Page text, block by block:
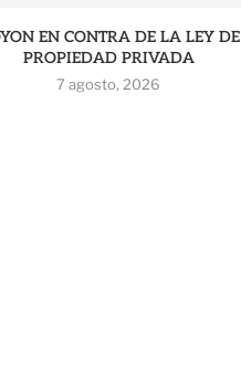
EN CONTRA DE LA LEY DE
PROPIEDAD PRIVADA
7 agosto, 2026